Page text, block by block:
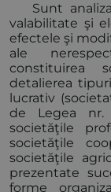
Sunt
valabilitate şi
efectele şi
ale
constituirea
detalierea
lucrativ
de Legea nr.
societăţile
societăţile
societăţile
prezentate
forme